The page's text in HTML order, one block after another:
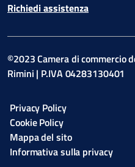
Richiedi assistenza
©2023 Camera di commercio
Rimini | P.IVA 04283130401
Privacy Policy
Cookie Policy
Mappa del sito
Informativa sulla privacy